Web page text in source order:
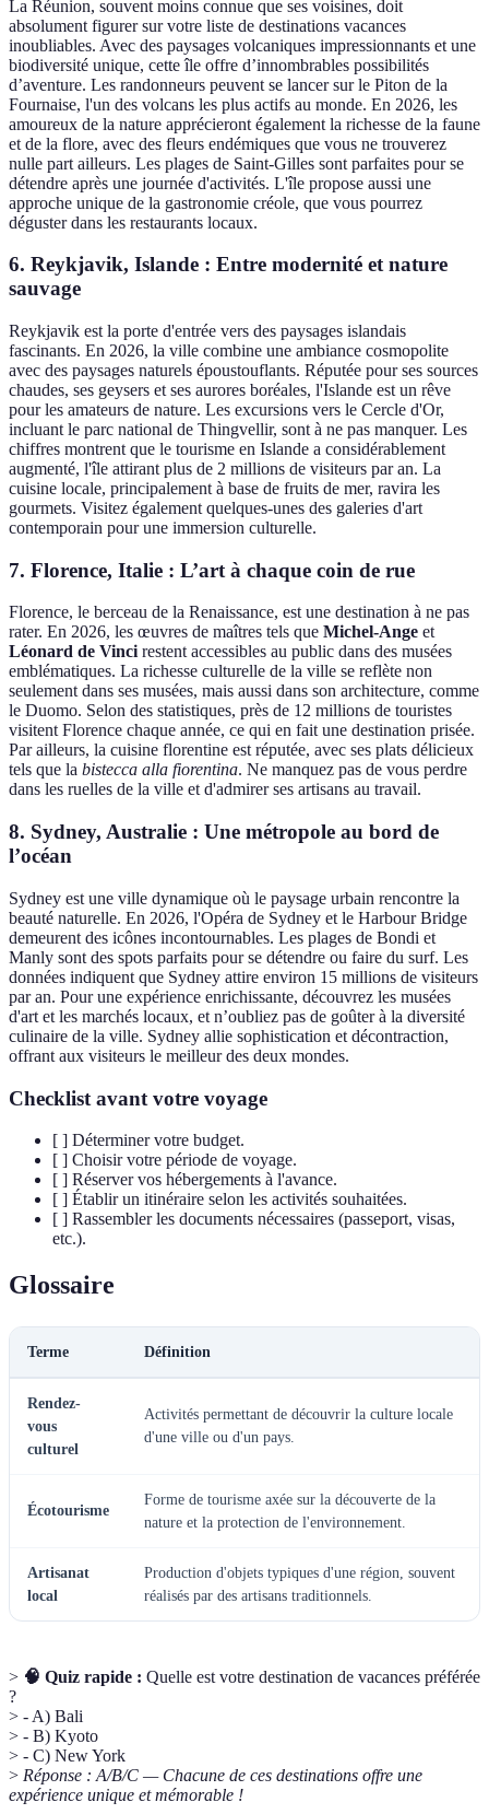
La Réunion, souvent moins connue que ses voisines, doit
absolument figurer sur votre liste de destinations vacances
inoubliables. Avec des paysages volcaniques impressionnants et une
biodiversité unique, cette île offre d’innombrables possibilités
d’aventure. Les randonneurs peuvent se lancer sur le Piton de la
Fournaise, l'un des volcans les plus actifs au monde. En 2026, les
amoureux de la nature apprécieront également la richesse de la faune
et de la flore, avec des fleurs endémiques que vous ne trouverez
nulle part ailleurs. Les plages de Saint-Gilles sont parfaites pour se
détendre après une journée d'activités. L'île propose aussi une
approche unique de la gastronomie créole, que vous pourrez
déguster dans les restaurants locaux.
6. Reykjavik, Islande : Entre modernité et nature
sauvage
Reykjavik est la porte d'entrée vers des paysages islandais
fascinants. En 2026, la ville combine une ambiance cosmopolite
avec des paysages naturels époustouflants. Réputée pour ses sources
chaudes, ses geysers et ses aurores boréales, l'Islande est un rêve
pour les amateurs de nature. Les excursions vers le Cercle d'Or,
incluant le parc national de Thingvellir, sont à ne pas manquer. Les
chiffres montrent que le tourisme en Islande a considérablement
augmenté, l'île attirant plus de 2 millions de visiteurs par an. La
cuisine locale, principalement à base de fruits de mer, ravira les
gourmets. Visitez également quelques-unes des galeries d'art
contemporain pour une immersion culturelle.
7. Florence, Italie : L’art à chaque coin de rue
Florence, le berceau de la Renaissance, est une destination à ne pas
rater. En 2026, les œuvres de maîtres tels que Michel-Ange et
Léonard de Vincirestent accessibles au public dans des musées
emblématiques. La richesse culturelle de la ville se reflète non
seulement dans ses musées, mais aussi dans son architecture, comme
le Duomo. Selon des statistiques, près de 12 millions de touristes
visitent Florence chaque année, ce qui en fait une destination prisée.
Par ailleurs, la cuisine florentine est réputée, avec ses plats délicieux
tels que la bistecca alla fiorentina. Ne manquez pas de vous perdre
dans les ruelles de la ville et d'admirer ses artisans au travail.
8. Sydney, Australie : Une métropole au bord de
l’océan
Sydney est une ville dynamique où le paysage urbain rencontre la
beauté naturelle. En 2026, l'Opéra de Sydney et le Harbour Bridge
demeurent des icônes incontournables. Les plages de Bondi et
Manly sont des spots parfaits pour se détendre ou faire du surf. Les
données indiquent que Sydney attire environ 15 millions de visiteurs
par an. Pour une expérience enrichissante, découvrez les musées
d'art et les marchés locaux, et n’oubliez pas de goûter à la diversité
culinaire de la ville. Sydney allie sophistication et décontraction,
offrant aux visiteurs le meilleur des deux mondes.
Checklist avant votre voyage
[ ] Déterminer votre budget.
[ ] Choisir votre période de voyage.
[ ] Réserver vos hébergements à l'avance.
[ ] Établir un itinéraire selon les activités souhaitées.
[ ] Rassembler les documents nécessaires (passeport, visas,
etc.).
Glossaire
Terme Définition
Rendez-
vous
culturel
Activités permettant de découvrir la culture locale
d'une ville ou d'un pays.
Écotourisme
Forme de tourisme axée sur la découverte de la
nature et la protection de l'environnement.
Artisanat
local
Production d'objets typiques d'une région, souvent
réalisés par des artisans traditionnels.
> 🧠 Quiz rapide : Quelle est votre destination de vacances préférée
?
> - A) Bali
> - B) Kyoto
> - C) New York
> Réponse : A/B/C — Chacune de ces destinations offre une
expérience unique et mémorable !